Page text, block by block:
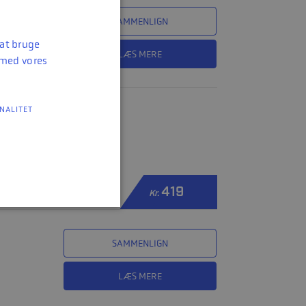
SAMMENLIGN
LÆS MERE
Kr.419
SAMMENLIGN
LÆS MERE
bruge
vores